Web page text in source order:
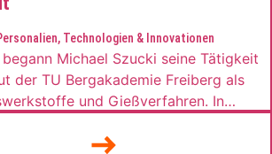
, Technologien & Innovationen
Michael Szucki seine Tätigkeit
der TU Bergakademie Freiberg als
und Gießverfahren. In
der 37-jährige Gieß- und
und greift dabei auf die